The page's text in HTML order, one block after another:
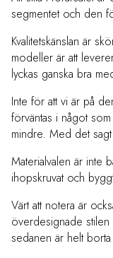
segmentet och den
Kvalitetskänslan är
modeller är att
lyckas ganska bra
Inte för att vi är på
förväntas i något
mindre. Med det
Materialvalen är inte
ihopskruvat och
Värt att notera är
överdesignade stilen
sedanen är helt